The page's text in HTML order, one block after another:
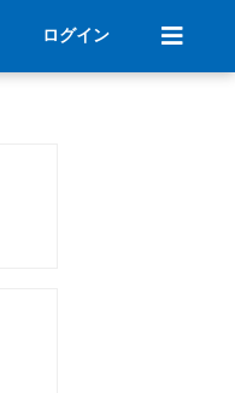
ログイン